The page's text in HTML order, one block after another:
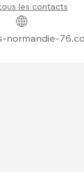
les contacts
normandie-